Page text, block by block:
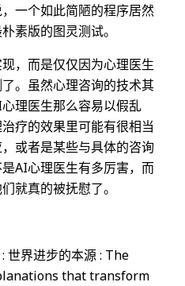
一个如此简陋的程序居然
素版的图灵测试。
，而是仅仅因为心理医生
。虽然心理咨询的技术其
理医生那么容易以假乱
疗的效果里可能有很相当
或者是某些与具体的咨询
AI心理医生有多厉害，而
就真的被抚慰了。
世界进步的本源 : The
that transform